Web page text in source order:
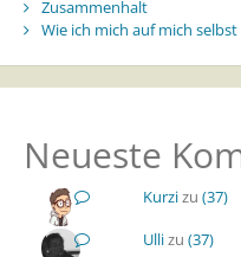
Zusammenhalt
Wie ich mich auf mich
Neueste
Kurzizu(37)
Ullizu(37)